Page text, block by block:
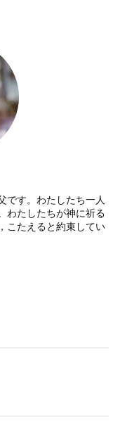
です。わたしたち一人
わたしたちが神に祈る
こたえると約束してい